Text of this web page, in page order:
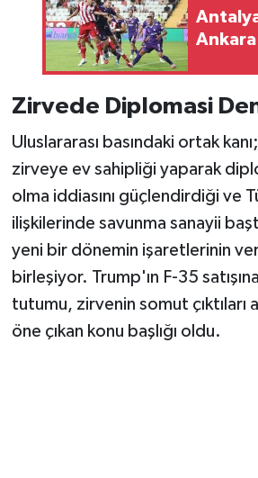
Zirvede Diplomasi
Uluslararası basındaki ortak
zirveye ev sahipliği yaparak
olma iddiasını güçlendirdiği ve
ilişkilerinde savunma sanayii
yeni bir dönemin işaretlerinin
birleşiyor. Trump'ın F-35
tutumu, zirvenin somut çıktıları
öne çıkan konu başlığı oldu.